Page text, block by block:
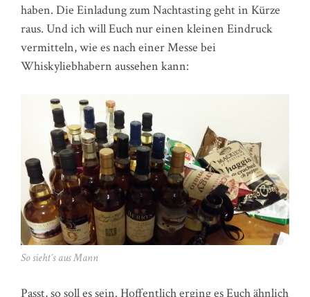
haben. Die Einladung zum Nachtasting geht in Kürze
raus. Und ich will Euch nur einen kleinen Eindruck
vermitteln, wie es nach einer Messe bei
Whiskyliebhabern aussehen kann:
So sieht´s aus Mann
Passt, so soll es sein. Hoffentlich erging es Euch ähnlich